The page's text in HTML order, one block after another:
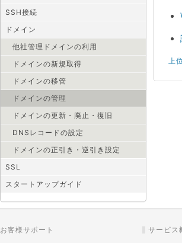
SSH接続
ドメイン
他社管理ドメインの利用
ドメインの新規取得
ドメインの移管
ドメインの管理
ドメインの更新・廃止・復旧
DNSレコードの設定
ドメインの正引き・逆引き設定
SSL
スタートアップガイド
上
お客様サポート サービス